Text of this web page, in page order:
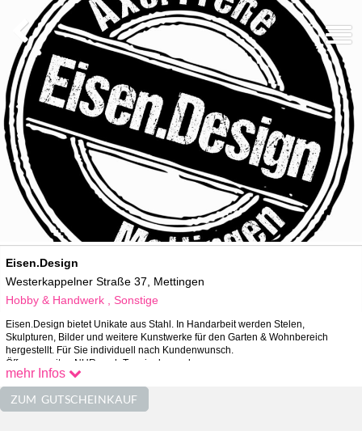
Eisen.Design
Westerkappelner Straße 37, Mettingen
Hobby & Handwerk , Sonstige
Eisen.Design bietet Unikate aus Stahl. In Handarbeit werden Stelen,
Skulpturen, Bilder und weitere Kunstwerke für den Garten & Wohnbereich
hergestellt. Für Sie individuell nach Kundenwunsch.
Öffnungszeiten NUR nach Terminabsprache
01703535760
mehr Infos
ZUM GUTSCHEINKAUF
We use cookies
We use cookies and other technologies on our website. Some of these are
essential, while others help us to improve this website and your
experience. Personal data can be processed (e.g. IP addresses), e.g. B. for
personalized ads and content or ad and content measurement. You can
find more information about the use of your data in ourdata protection
declaration. You can revoke or adjust your selection at any time under
Settings.